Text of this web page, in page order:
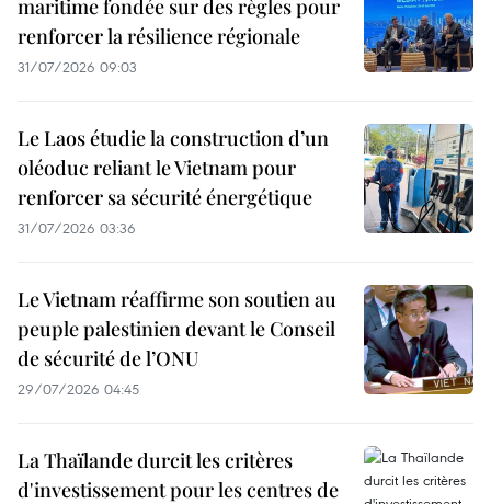
maritime fondée sur des règles pour
renforcer la résilience régionale
31/07/2026 09:03
Le Laos étudie la construction d’un
oléoduc reliant le Vietnam pour
renforcer sa sécurité énergétique
31/07/2026 03:36
Le Vietnam réaffirme son soutien au
peuple palestinien devant le Conseil
de sécurité de l’ONU
29/07/2026 04:45
La Thaïlande durcit les critères
d'investissement pour les centres de